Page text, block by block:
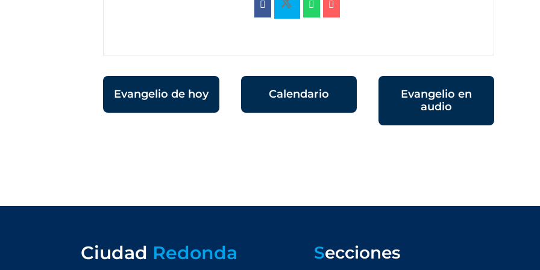
Evangelio de hoy Calendario
Evangelio en
audio
Ciudad Redonda Secciones